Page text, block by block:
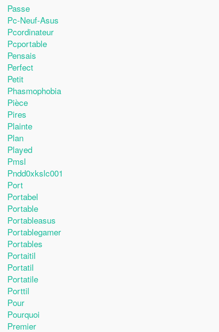
Passe
Pc-Neuf-Asus
Pcordinateur
Pcportable
Pensais
Perfect
Petit
Phasmophobia
Pièce
Pires
Plainte
Plan
Played
Pmsl
Pndd0xkslc001
Port
Portabel
Portable
Portableasus
Portablegamer
Portables
Portaitil
Portatil
Portatile
Porttil
Pour
Pourquoi
Premier